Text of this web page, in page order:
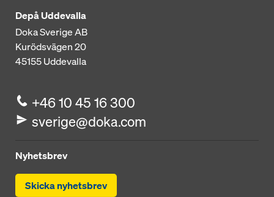
Depå Uddevalla
Doka Sverige AB
Kurödsvägen 20
45155Uddevalla
+46 10 45 16 300
sverige@doka.com
Nyhetsbrev
Skicka nyhetsbrev